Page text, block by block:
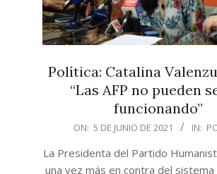
Política: Catalina
“Las AFP no pueden
funcionando”
05
ON: 5 DE JUNIO DE 2021 IN:
La Presidenta del Partido
una vez más en contra del sistema